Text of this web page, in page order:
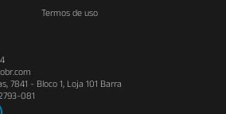
7841 - Bloco 1, Loja 101 Barra
081
Termos de uso